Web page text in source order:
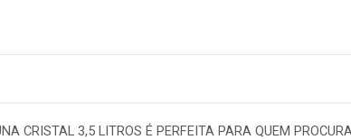
CRISTAL 3,5 LITROS É PERFEITA PARA QUEM